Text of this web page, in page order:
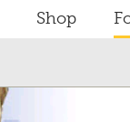
Shop